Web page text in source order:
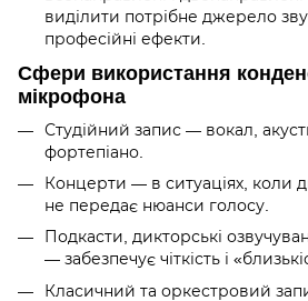
виділити потрібне джерело
професійні ефекти.
Сфери використання
мікрофона
Студійний запис — вокал,
фортепіано.
Концерти — в ситуаціях, коли
не передає нюанси голосу.
Подкасти, дикторські
— забезпечує чіткість і
Класичний та оркестровий